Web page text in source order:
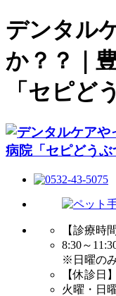
デンタル
か？？｜
「セピど
【診療時
8:30～
※日曜の
【休診日】
火曜・日